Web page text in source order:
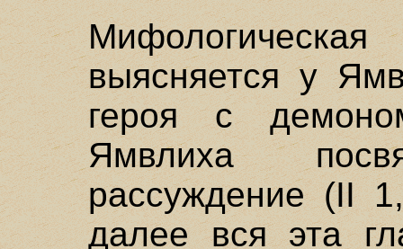
выясняется у
героя с
Ямвлиха
рассуждение (II
далее вся эта